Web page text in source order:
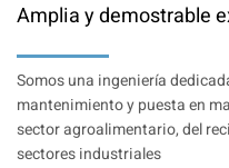
Amplia y demostrable
Somos una ingeniería
mantenimiento y puesta en
sector agroalimentario, del
sectores industriales